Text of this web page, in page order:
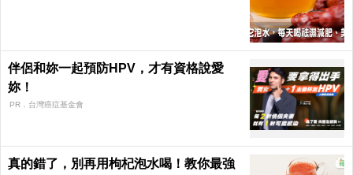
伴侶和妳一起預防HPV，才有資格說愛
妳！
PR．台灣癌症基金會
真的錯了，別再用枸杞泡水喝！教你最強